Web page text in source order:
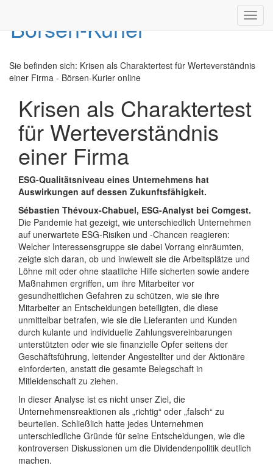
Sie befinden sich: Krisen als Charaktertest für Werteverständnis
einer Firma - Börsen-Kurier online
Krisen als Charaktertest
für Werteverständnis
einer Firma
ESG-Qualitätsniveau eines Unternehmens hat
Auswirkungen auf dessen Zukunftsfähigkeit.
Sébastien Thévoux-Chabuel, ESG-Analyst bei Comgest.
Die Pandemie hat gezeigt, wie unterschiedlich Unternehmen
auf unerwartete ESG-Risiken und -Chancen reagieren:
Welcher Interessensgruppe sie dabei Vorrang einräumten,
zeigte sich daran, ob und inwieweit sie die Arbeitsplätze und
Löhne mit oder ohne staatliche Hilfe sicherten sowie andere
Maßnahmen ergriffen, um ihre Mitarbeiter vor
gesundheitlichen Gefahren zu schützen, wie sie ihre
Mitarbeiter an Entscheidungen beteiligten, die diese
unmittelbar betrafen, wie sie die Lieferanten und Kunden
durch kulante und individuelle Zahlungsvereinbarungen
unterstützten oder wie sie finanzielle Opfer seitens der
Geschäftsführung, leitender Angestellter und der Aktionäre
einforderten, anstatt die gesamte Belegschaft in
Mitleidenschaft zu ziehen.
In dieser Analyse ist es nicht unser Ziel, die
Unternehmensreaktionen als „richtig“ oder „falsch“ zu
beurteilen. Schließlich hatte jedes Unternehmen
unterschiedliche Gründe für seine Entscheidungen, wie die
kontroversen Diskussionen um die Dividendenpolitik deutlich
machen.